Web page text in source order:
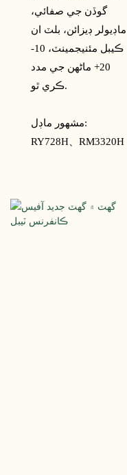
گوڏن جي صفائي،
ماڊيولر ڊيزائن، بلٽ ان
ڪيبل مئنيجمينٽ، 10-
20+ ماڻهن جي مدد
ڪري ٿو.
مشهور ماڊل:
RY728H、 RM3320H